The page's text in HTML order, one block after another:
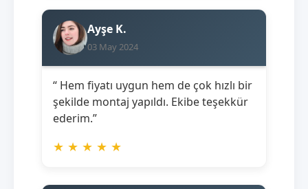
Ayşe K.
03 May 2024
“ Hem fiyatı uygun hem de çok hızlı bir
şekilde montaj yapıldı. Ekibe teşekkür
ederim.”
★ ★ ★ ★ ★